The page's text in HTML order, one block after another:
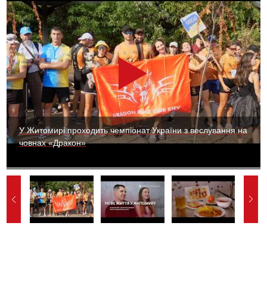
У Житомирі проходить чемпіонат України з веслування на
човнах «Дракон»